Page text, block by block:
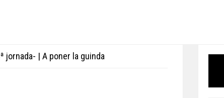
jornada- | A poner la guinda
Primary